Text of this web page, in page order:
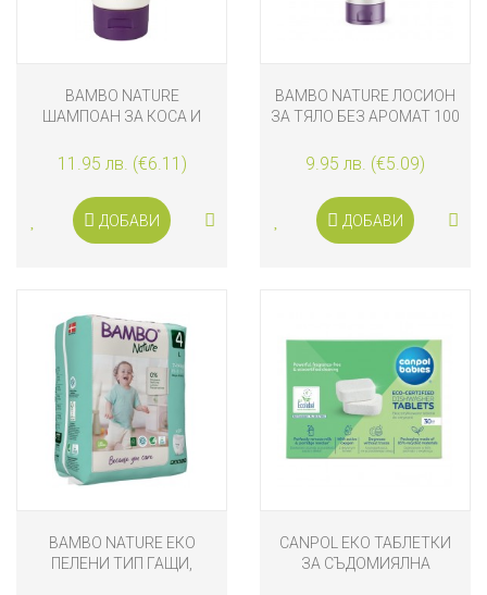
BAMBO NATURE
ШАМПОАН ЗА КОСА И
ML
11.95 лв. (€6.11)
ДОБАВИ
BAMBO NATURE ЛОСИОН
ЗА ТЯЛО БЕЗ АРОМАТ 100
9.95 лв. (€5.09)
ДОБАВИ
BAMBO NATURE EКО
ПЕЛЕНИ ТИП ГАЩИ,
CANPOL ЕКО ТАБЛЕТКИ
ЗА СЪДОМИЯЛНА